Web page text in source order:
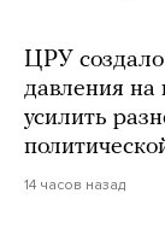
ЦРУ
давления на
усилить
14 часов назад